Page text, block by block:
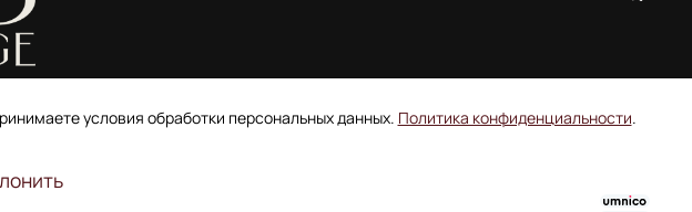
условия обработки персональных данных. Политика конфиденциальности.